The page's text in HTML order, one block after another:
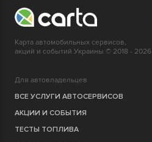
Карта автомобильных сервисов,
акций и событий Украины © 2018 - 2026
Для автовладельцев
ВСЕ УСЛУГИ АВТОСЕРВИСОВ
АКЦИИ И СОБЫТИЯ
ТЕСТЫ ТОПЛИВА